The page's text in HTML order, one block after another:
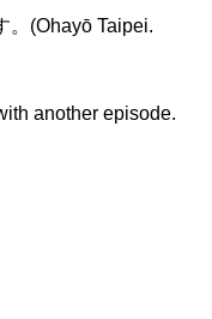
。(Ohayō Taipei.
another episode.